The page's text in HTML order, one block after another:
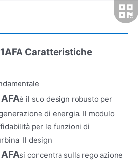
Caratteristiche
è il suo design robusto per
di energia. Il modulo
per le funzioni di
Il design
si concentra sulla regolazione